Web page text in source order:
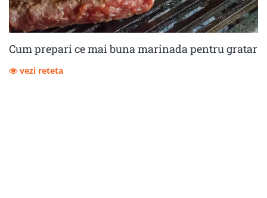
Cum prepari ce mai buna marinada pentru gratar
vezi reteta